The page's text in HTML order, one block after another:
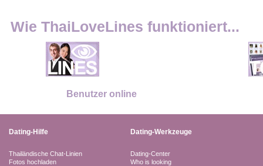
Wie ThaiLoveLines funktioniert...
Benutzer online
Dating-Hilfe Dating-Werkzeuge
Thailändische Chat-Linien
Fotos hochladen
Dating-Center
Who is looking